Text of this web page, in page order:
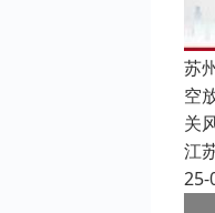
苏
空
关
江
25-